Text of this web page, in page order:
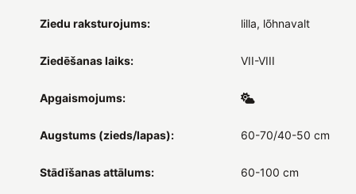
Ziedu raksturojums: lilla, lõhnavalt
Ziedēšanas laiks: VII-VIII
Apgaismojums:
Augstums (zieds/lapas): 60-70/40-50 cm
Stādīšanas attālums: 60-100 cm